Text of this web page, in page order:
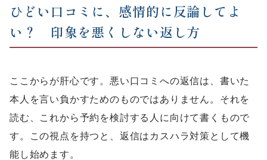
ひどい口コミに、感情的に反論してよ
い？ 印象を悪くしない返し方
ここからが肝心です。悪い口コミへの返信は、書いた
本人を言い負かすためのものではありません。それを
読む、これから予約を検討する人に向けて書くもので
す。この視点を持つと、返信はカスハラ対策として機
能し始めます。